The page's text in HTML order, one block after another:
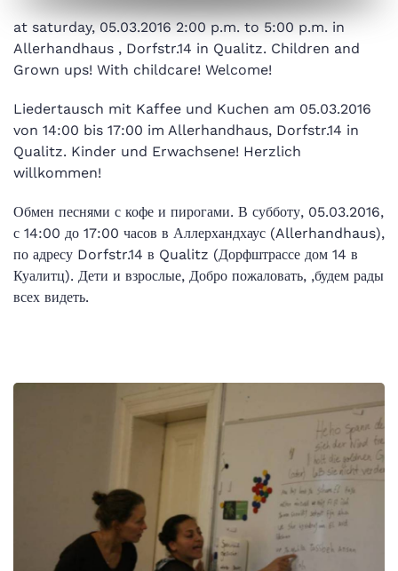
at saturday, 05.03.2016 2:00 p.m. to 5:00 p.m. in
Allerhandhaus , Dorfstr.14 in Qualitz. Children and
Grown ups! With childcare! Welcome!
Liedertausch mit Kaffee und Kuchen am 05.03.2016
von 14:00 bis 17:00 im Allerhandhaus, Dorfstr.14 in
Qualitz. Kinder und Erwachsene! Herzlich
willkommen!
Обмен песнями с кофе и пирогами. В субботу, 05.03.2016,
с 14:00 до 17:00 часов в Аллерхандхаус (Allerhandhaus),
по адресу Dorfstr.14 в Qualitz (Дорфштрассе дом 14 в
Куалитц). Дети и взрослые, Добро пожаловать, ,будем рады
всех видеть.